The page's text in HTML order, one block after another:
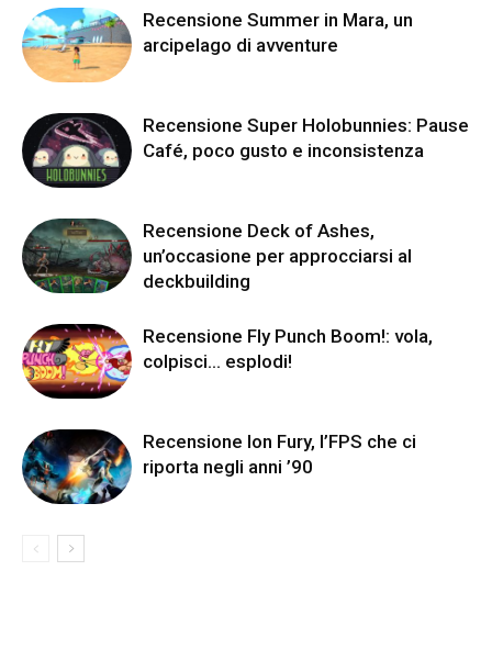
Recensione Summer in Mara, un
arcipelago di avventure
Recensione Super Holobunnies: Pause
Café, poco gusto e inconsistenza
Recensione Deck of Ashes,
un’occasione per approcciarsi al
deckbuilding
Recensione Fly Punch Boom!: vola,
colpisci… esplodi!
Recensione Ion Fury, l’FPS che ci
riporta negli anni ’90